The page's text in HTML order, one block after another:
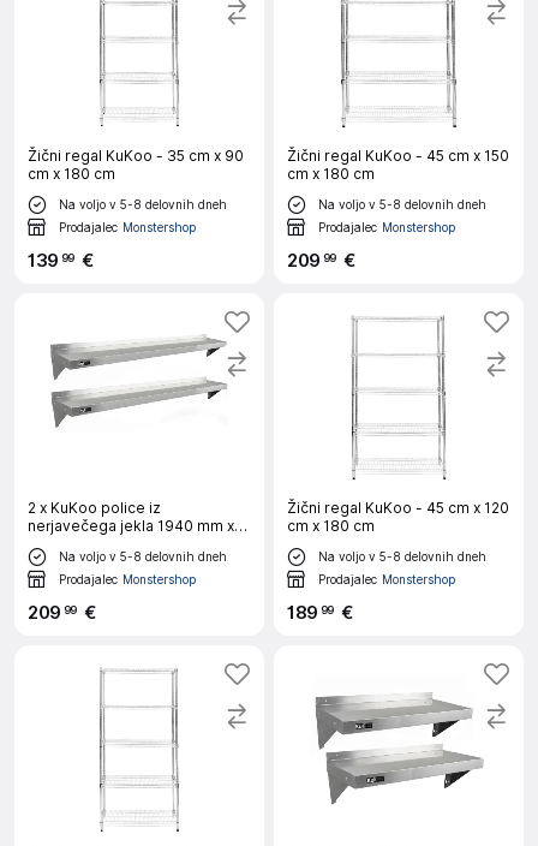
Žični regal KuKoo - 35 cm x 90
cm x 180 cm
Na voljo v 5-8 delovnih dneh
Prodajalec Monstershop
139 99 €
Žični regal KuKoo - 45 cm x 150
cm x 180 cm
Na voljo v 5-8 delovnih dneh
Prodajalec Monstershop
209 99 €
2 x KuKoo police iz
nerjavečega jekla 1940 mm x
300 mm
Na voljo v 5-8 delovnih dneh
Prodajalec Monstershop
209 99 €
Žični regal KuKoo - 45 cm x 120
cm x 180 cm
Na voljo v 5-8 delovnih dneh
Prodajalec Monstershop
189 99 €